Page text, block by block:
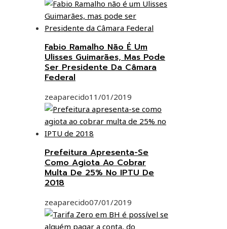
Fabio Ramalho Não É Um
Ulisses Guimarães, Mas Pode
Ser Presidente Da Câmara
Federal
zeaparecido11/01/2019
Prefeitura Apresenta-Se
Como Agiota Ao Cobrar
Multa De 25% No IPTU De
2018
zeaparecido07/01/2019